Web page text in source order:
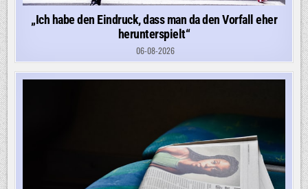
„Ich habe den Eindruck, dass man da den Vorfall eher
herunterspielt“
06-08-2026